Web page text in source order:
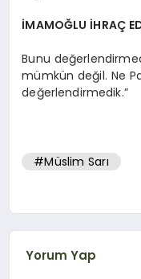
İMAMOĞLU İHRAÇ
Bunu
mümkün değil. Ne
değerlendirmedik.”
#Müslim Sarı
Yorum Yap